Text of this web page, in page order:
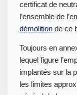
certificat de
l’ensemble de
démolition de ce
Toujours en
lequel figure
implantés sur la
les limites